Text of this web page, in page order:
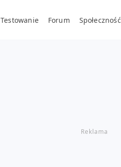
Testowanie Forum Społeczność